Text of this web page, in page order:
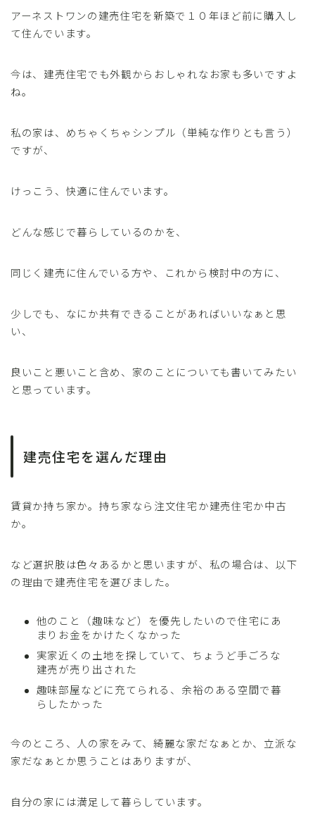
アーネストワンの建売住宅を新築で１０年ほど前に購入し
て住んでいます。
今は、建売住宅でも外観からおしゃれなお家も多いですよ
ね。
私の家は、めちゃくちゃシンプル（単純な作りとも言う）
ですが、
けっこう、快適に住んでいます。
どんな感じで暮らしているのかを、
同じく建売に住んでいる方や、これから検討中の方に、
少しでも、なにか共有できることがあればいいなぁと思
い、
良いこと悪いこと含め、家のことについても書いてみたい
と思っています。
建売住宅を選んだ理由
賃貸か持ち家か。持ち家なら注文住宅か建売住宅か中古
か。
など選択肢は色々あるかと思いますが、私の場合は、以下
の理由で建売住宅を選びました。
他のこと（趣味など）を優先したいので住宅にあ
まりお金をかけたくなかった
実家近くの土地を探していて、ちょうど手ごろな
建売が売り出された
趣味部屋などに充てられる、余裕のある空間で暮
らしたかった
今のところ、人の家をみて、綺麗な家だなぁとか、立派な
家だなぁとか思うことはありますが、
自分の家には満足して暮らしています。